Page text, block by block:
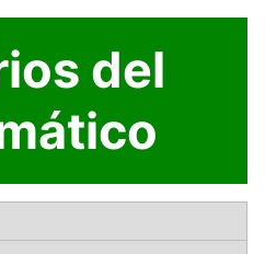
del